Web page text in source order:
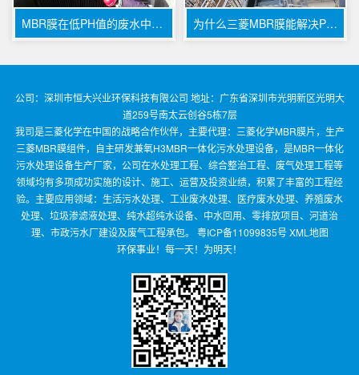
MBR膜在低PH值的废水中会出现什么现象呢，该如何避免 为什么三菱MBR膜能解决PCB这种成分复杂废水痛点
公司：深圳市恒大兴业环保科技有限公司 地址：广东省深圳市光明新区光明大
道259号南太云创谷5栋7层
我司是三菱化学在中国的战略合作伙伴，主要代理：三菱化学MBR膜片，生产
三菱MBR膜组件，自主研发兼氧H3MBR一体化污水处理设备，是MBR一体化
污水处理设备生产厂家，公司在水处理工程、综合整治工程、废气处理工程等
领域均有多项成功实施的设计、施工、运营及投资业绩，积累了丰富的工程经
验。主要应用领域：生活污水处理、工业废水处理、医疗废水处理、养殖废水
处理、垃圾渗滤液处理、纯水超纯水设备、中水回用、零排放项目、河道治
理、市政污水厂建设及废气工程承包。 粤ICP备11099835号 XML地图
环保事业！每一天！为明天！